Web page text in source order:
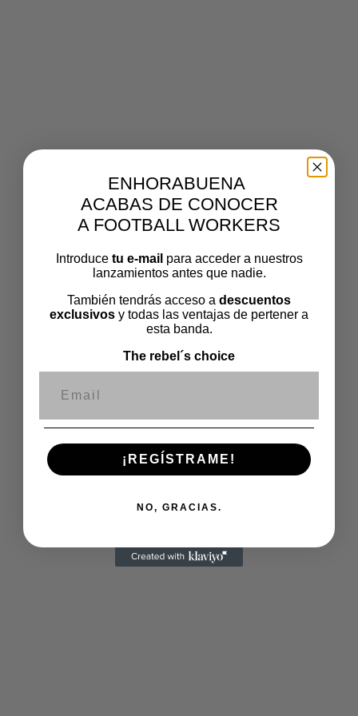
Porfootballworkers Publicado eljunio 4, 2025 El tamaño
ENHORABUENA
ACABAS DE CONOCER
A FOOTBALL WORKERS
Introduce tu e-mail para acceder a nuestros
lanzamientos antes que nadie.
También tendrás acceso a descuentos
exclusivos y todas las ventajas de pertener a
esta banda.
The rebel´s choice
¡REGÍSTRAME!
NO, GRACIAS.